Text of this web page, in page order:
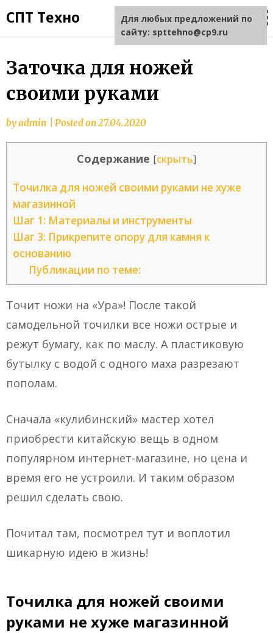
СПТ Техно
Заточка для ножей
своими руками
byadmin Posted on27.04.2020
Содержание [скрыть]
Точилка для ножей своими руками не хуже
магазинной
Шаг 1: Материалы и инструменты
Шаг 3: Прикрепите опору для камня к
основанию
Публикации по теме:
Точит ножи на «Ура»! После такой
самодельной точилки все ножи острые и
режут бумагу, как по маслу. А пластиковую
бутылку с водой с одного маха разрезают
пополам.
Сначала «кулибинский» мастер хотел
приобрести китайскую вещь в одном
популярном интернет-магазине, но цена и
время его не устроили. И таким образом
решил сделать свою.
Почитал там, посмотрел тут и воплотил
шикарную идею в жизнь!
Точилка для ножей своими
руками не хуже магазинной
Для любых предложений по
сайту: spttehno@cp9.ru